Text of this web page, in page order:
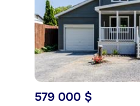
579 000 $